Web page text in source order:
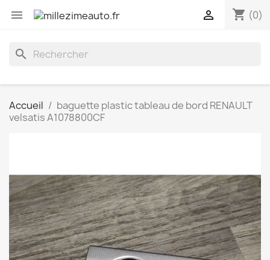
 shopping_cart (0)

search
Accueil
baguette plastic tableau de bord RENAULT
velsatis A1078800CF